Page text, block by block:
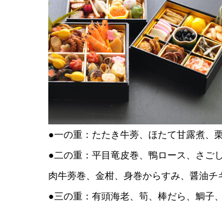
●一の重：たたき牛蒡、ほたて甘露煮、
●二の重：平目竜皮巻、鴨ロース、さご
肉牛蒡巻、金柑、身巻からすみ、醤油
●三の重：有頭海老、筍、棒だら、鯛子